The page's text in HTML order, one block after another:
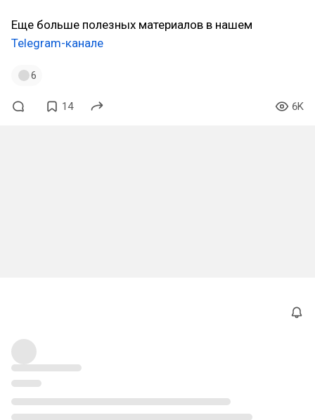
Еще больше полезных материалов в нашем
Telegram-канале
6
14 6K